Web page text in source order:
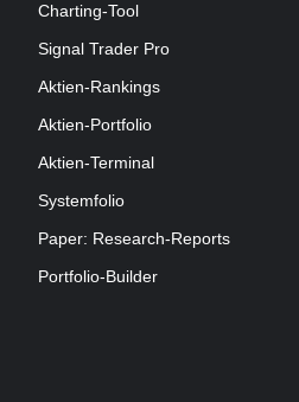
Charting-Tool
Signal Trader Pro
Aktien-Rankings
Aktien-Portfolio
Aktien-Terminal
Systemfolio
Paper: Research-Reports
Portfolio-Builder